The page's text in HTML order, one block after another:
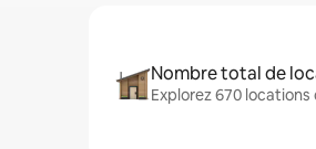
Nombre total de
Explorez 670 locations